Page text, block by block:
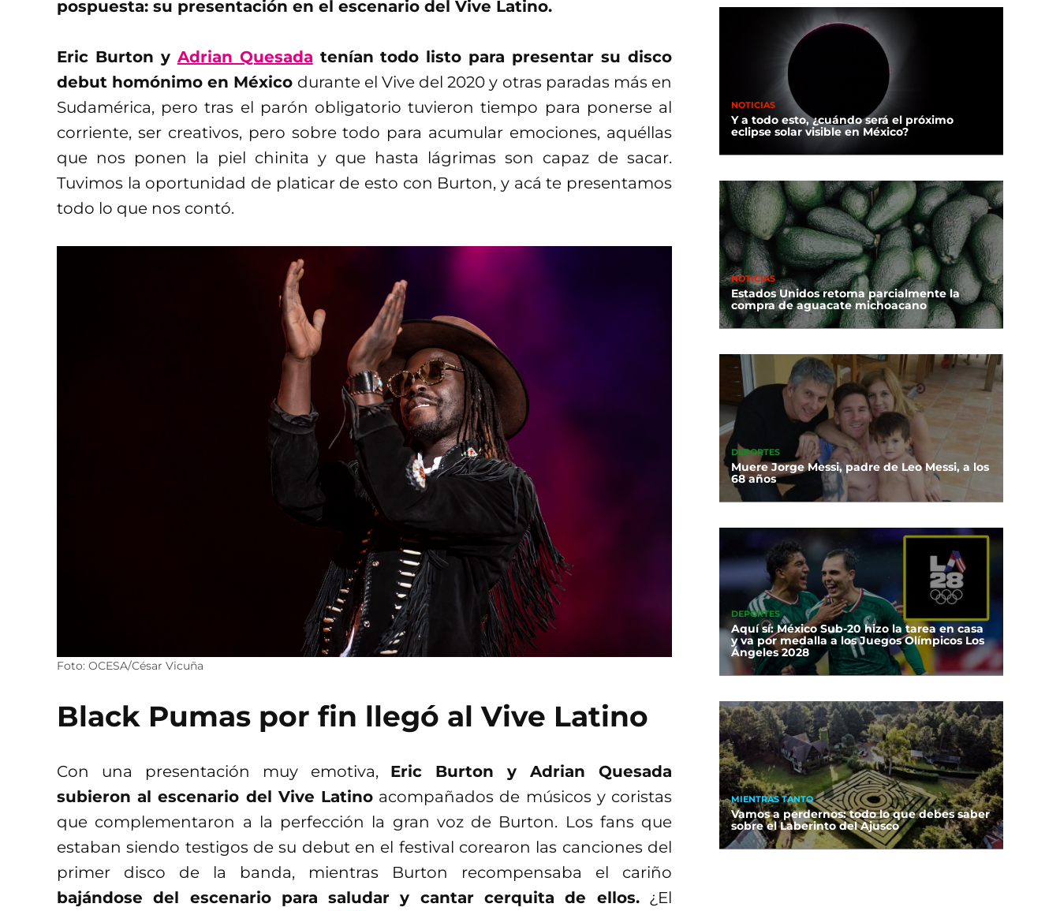
pospuesta: su presentación en el escenario del Vive Latino.
Eric Burton y Adrian Quesada tenían todo listo para presentar su disco
debut homónimo en México durante el Vive del 2020 y otras paradas más en
Sudamérica, pero tras el parón obligatorio tuvieron tiempo para ponerse al
corriente, ser creativos, pero sobre todo para acumular emociones, aquéllas
que nos ponen la piel chinita y que hasta lágrimas son capaz de sacar.
Tuvimos la oportunidad de platicar de esto con Burton, y acá te presentamos
todo lo que nos contó.
Foto: OCESA/César Vicuña
Black Pumas por fin llegó al Vive Latino
Con una presentación muy emotiva, Eric Burton y Adrian Quesada
subieron al escenario del Vive Latino acompañados de músicos y coristas
que complementaron a la perfección la gran voz de Burton. Los fans que
estaban siendo testigos de su debut en el festival corearon las canciones del
primer disco de la banda, mientras Burton recompensaba el cariño
bajándose del escenario para saludar y cantar cerquita de ellos.¿El
NOTICIAS
Y a todo esto, ¿cuándo será el próximo
eclipse solar visible en México?
NOTICIAS
Estados Unidos retoma parcialmente la
compra de aguacate michoacano
DEPORTES
Muere Jorge Messi, padre de Leo Messi, a los
68 años
DEPORTES
Aquí sí: México Sub-20 hizo la tarea en casa
y va por medalla a los Juegos Olímpicos Los
Ángeles 2028
MIENTRAS TANTO
Vamos a perdernos: todo lo que debes saber
sobre el Laberinto del Ajusco